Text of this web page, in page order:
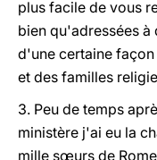
plus facile de vous
bien qu'adressées
d'une certaine
et des familles
3. Peu de temps
ministère j'ai eu la
mille sœurs de